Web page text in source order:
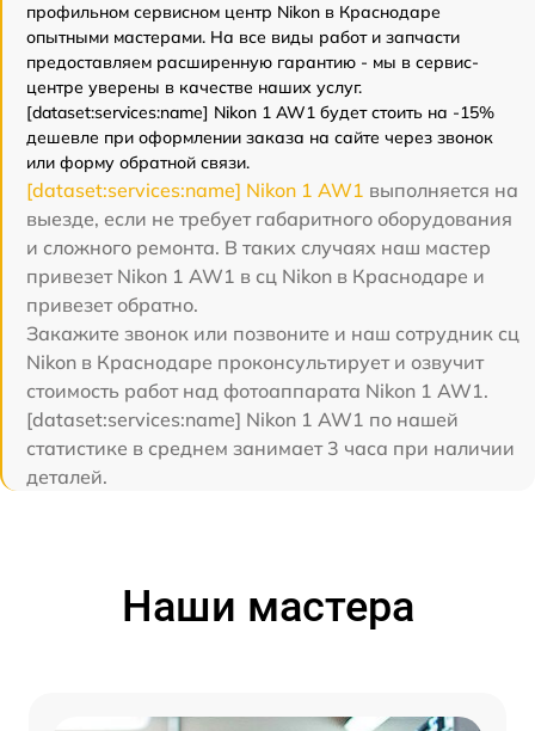
профильном сервисном центр Nikon в Краснодаре
опытными мастерами. На все виды работ и запчасти
предоставляем расширенную гарантию - мы в сервис-
центре уверены в качестве наших услуг.
[dataset:services:name] Nikon 1 AW1 будет стоить на -15%
дешевле при оформлении заказа на сайте через звонок
или форму обратной связи.
[dataset:services:name] Nikon 1 AW1 выполняется на
выезде, если не требует габаритного оборудования
и сложного ремонта. В таких случаях наш мастер
привезет Nikon 1 AW1 в сц Nikon в Краснодаре и
привезет обратно.
Закажите звонок или позвоните и наш сотрудник сц
Nikon в Краснодаре проконсультирует и озвучит
стоимость работ над фотоаппарата Nikon 1 AW1.
[dataset:services:name] Nikon 1 AW1 по нашей
статистике в среднем занимает 3 часа при наличии
деталей.
Наши мастера